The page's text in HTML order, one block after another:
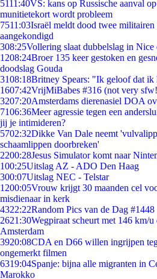
5111:40VS: kans op Russische aanval
munitietekort wordt probleem
7511:03Israël meldt dood twee
aangekondigd
308:25Vollering slaat dubbelslag in Nice
1208:24Broer 135 keer gestoken en
doodslag Gouda
3108:18Britney Spears: "Ik geloof dat ik
1607:42VrijMiBabes #316 (not very
3207:20Amsterdams dierenasiel DOA
7106:36Meer agressie tegen een
jij je intimideren?
5702:32Dikke Van Dale neemt
schaamlippen doorbreken'
2200:28Jesus Simulator komt naar
100:25Uitslag AZ - ADO Den Haag
300:07Uitslag NEC - Telstar
1200:05Vrouw krijgt 30 maanden cel
misdienaar in kerk
4322:22Random Pics van de Dag #1448
2621:30Wegpiraat scheurt met 146 km/
Amsterdam
3920:08CDA en D66 willen ingrijpen
ongemerkt filmen
6319:04Spanje: bijna alle migranten in
Marokko